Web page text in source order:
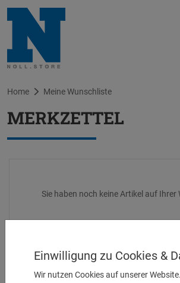
Einwilligung zu Cookies &
Wir nutzen Cookies auf unserer
Home Meine Wunschliste
MERKZETTEL
Sie haben noch keine Artikel auf Ihrer
ZUM WARENKORB